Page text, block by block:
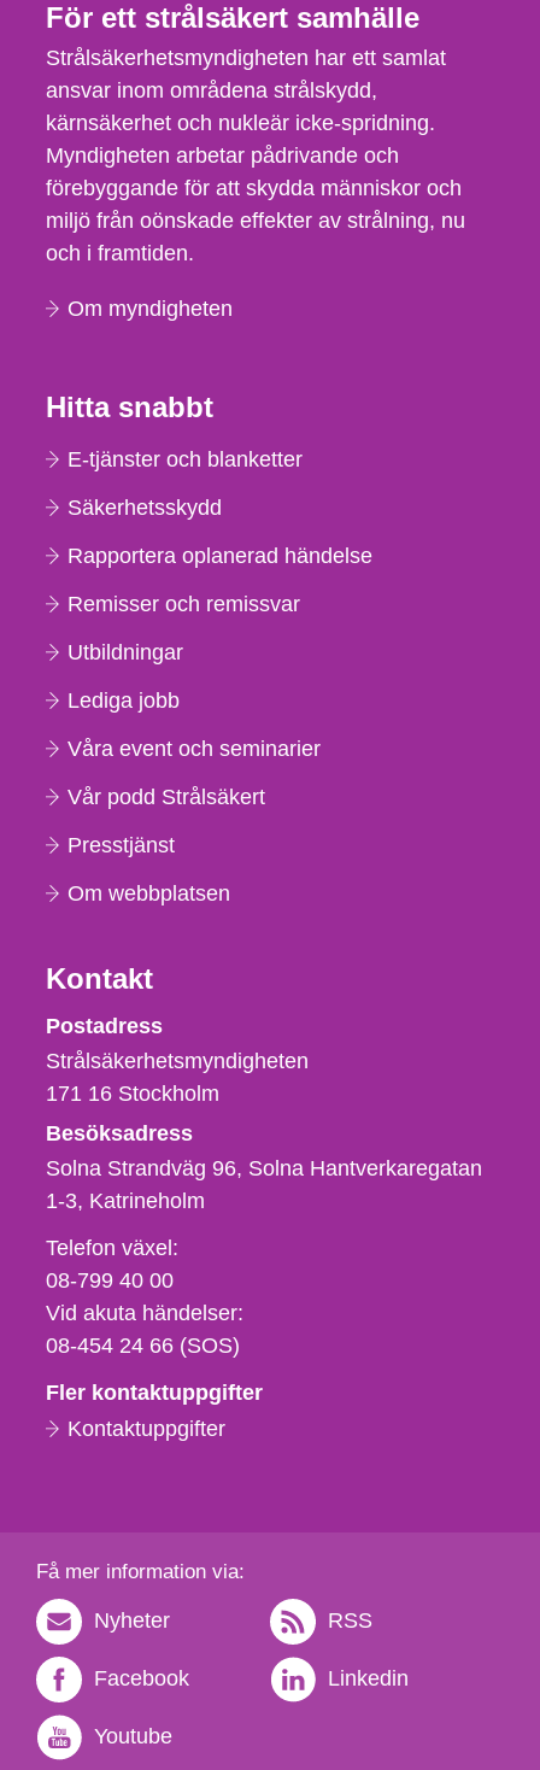
För ett strålsäkert samhälle
Strålsäkerhetsmyndigheten har ett samlat
ansvar inom områdena strålskydd,
kärnsäkerhet och nukleär icke-spridning.
Myndigheten arbetar pådrivande och
förebyggande för att skydda människor och
miljö från oönskade effekter av strålning, nu
och i framtiden.
Om myndigheten
Hitta snabbt
E-tjänster och blanketter
Säkerhetsskydd
Rapportera oplanerad händelse
Remisser och remissvar
Utbildningar
Lediga jobb
Våra event och seminarier
Vår podd Strålsäkert
Presstjänst
Om webbplatsen
Kontakt
Strålsäkerhetsmyndigheten
Postadress
Strålsäkerhetsmyndigheten
171 16 Stockholm
Besöksadress
Solna Strandväg 96, Solna Hantverkaregatan
1-3 Katrineholm
Telefon,
fax
och
e-
Telefon växel:
08-799 40 00
Vid akuta händelser:
08-454 24 66 (SOS)
Fler kontaktuppgifter
Kontaktuppgifter
Få mer information via:
Nyheter RSS
Facebook Linkedin
Youtube